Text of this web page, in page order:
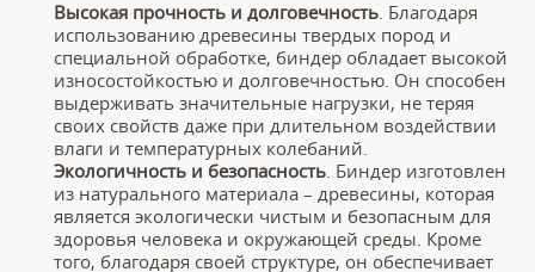
Высокая прочность и долговечность. Благодаря
использованию древесины твердых пород и
специальной обработке, биндер обладает высокой
износостойкостью и долговечностью. Он способен
выдерживать значительные нагрузки, не теряя
своих свойств даже при длительном воздействии
влаги и температурных колебаний.
Экологичность и безопасность. Биндер изготовлен
из натурального материала – древесины, которая
является экологически чистым и безопасным для
здоровья человека и окружающей среды. Кроме
того, благодаря своей структуре, он обеспечивает